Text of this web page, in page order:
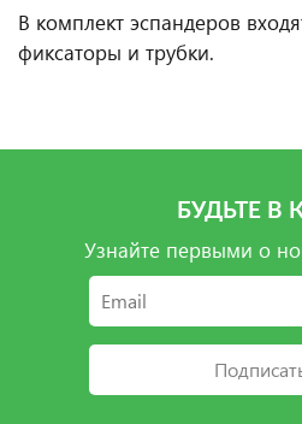
В комплект эспандеров
фиксаторы и трубки.
БУДЬТЕ В
Узнайте первыми о